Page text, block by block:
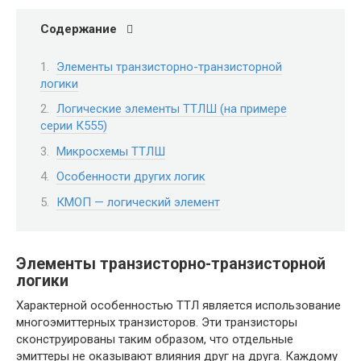
Содержание
Элементы транзисторно-транзисторной
логики
Логические элементы ТТЛШ (на примере
серии К555)
Микросхемы ТТЛШ
Особенности других логик
КМОП — логический элемент
Элементы транзисторно-транзисторной
логики
Характерной особенностью ТТЛ является использование
многоэмиттерных транзисторов. Эти транзисторы
сконструированы таким образом, что отдельные
эмиттеры не оказывают влияния друг на друга. Каждому